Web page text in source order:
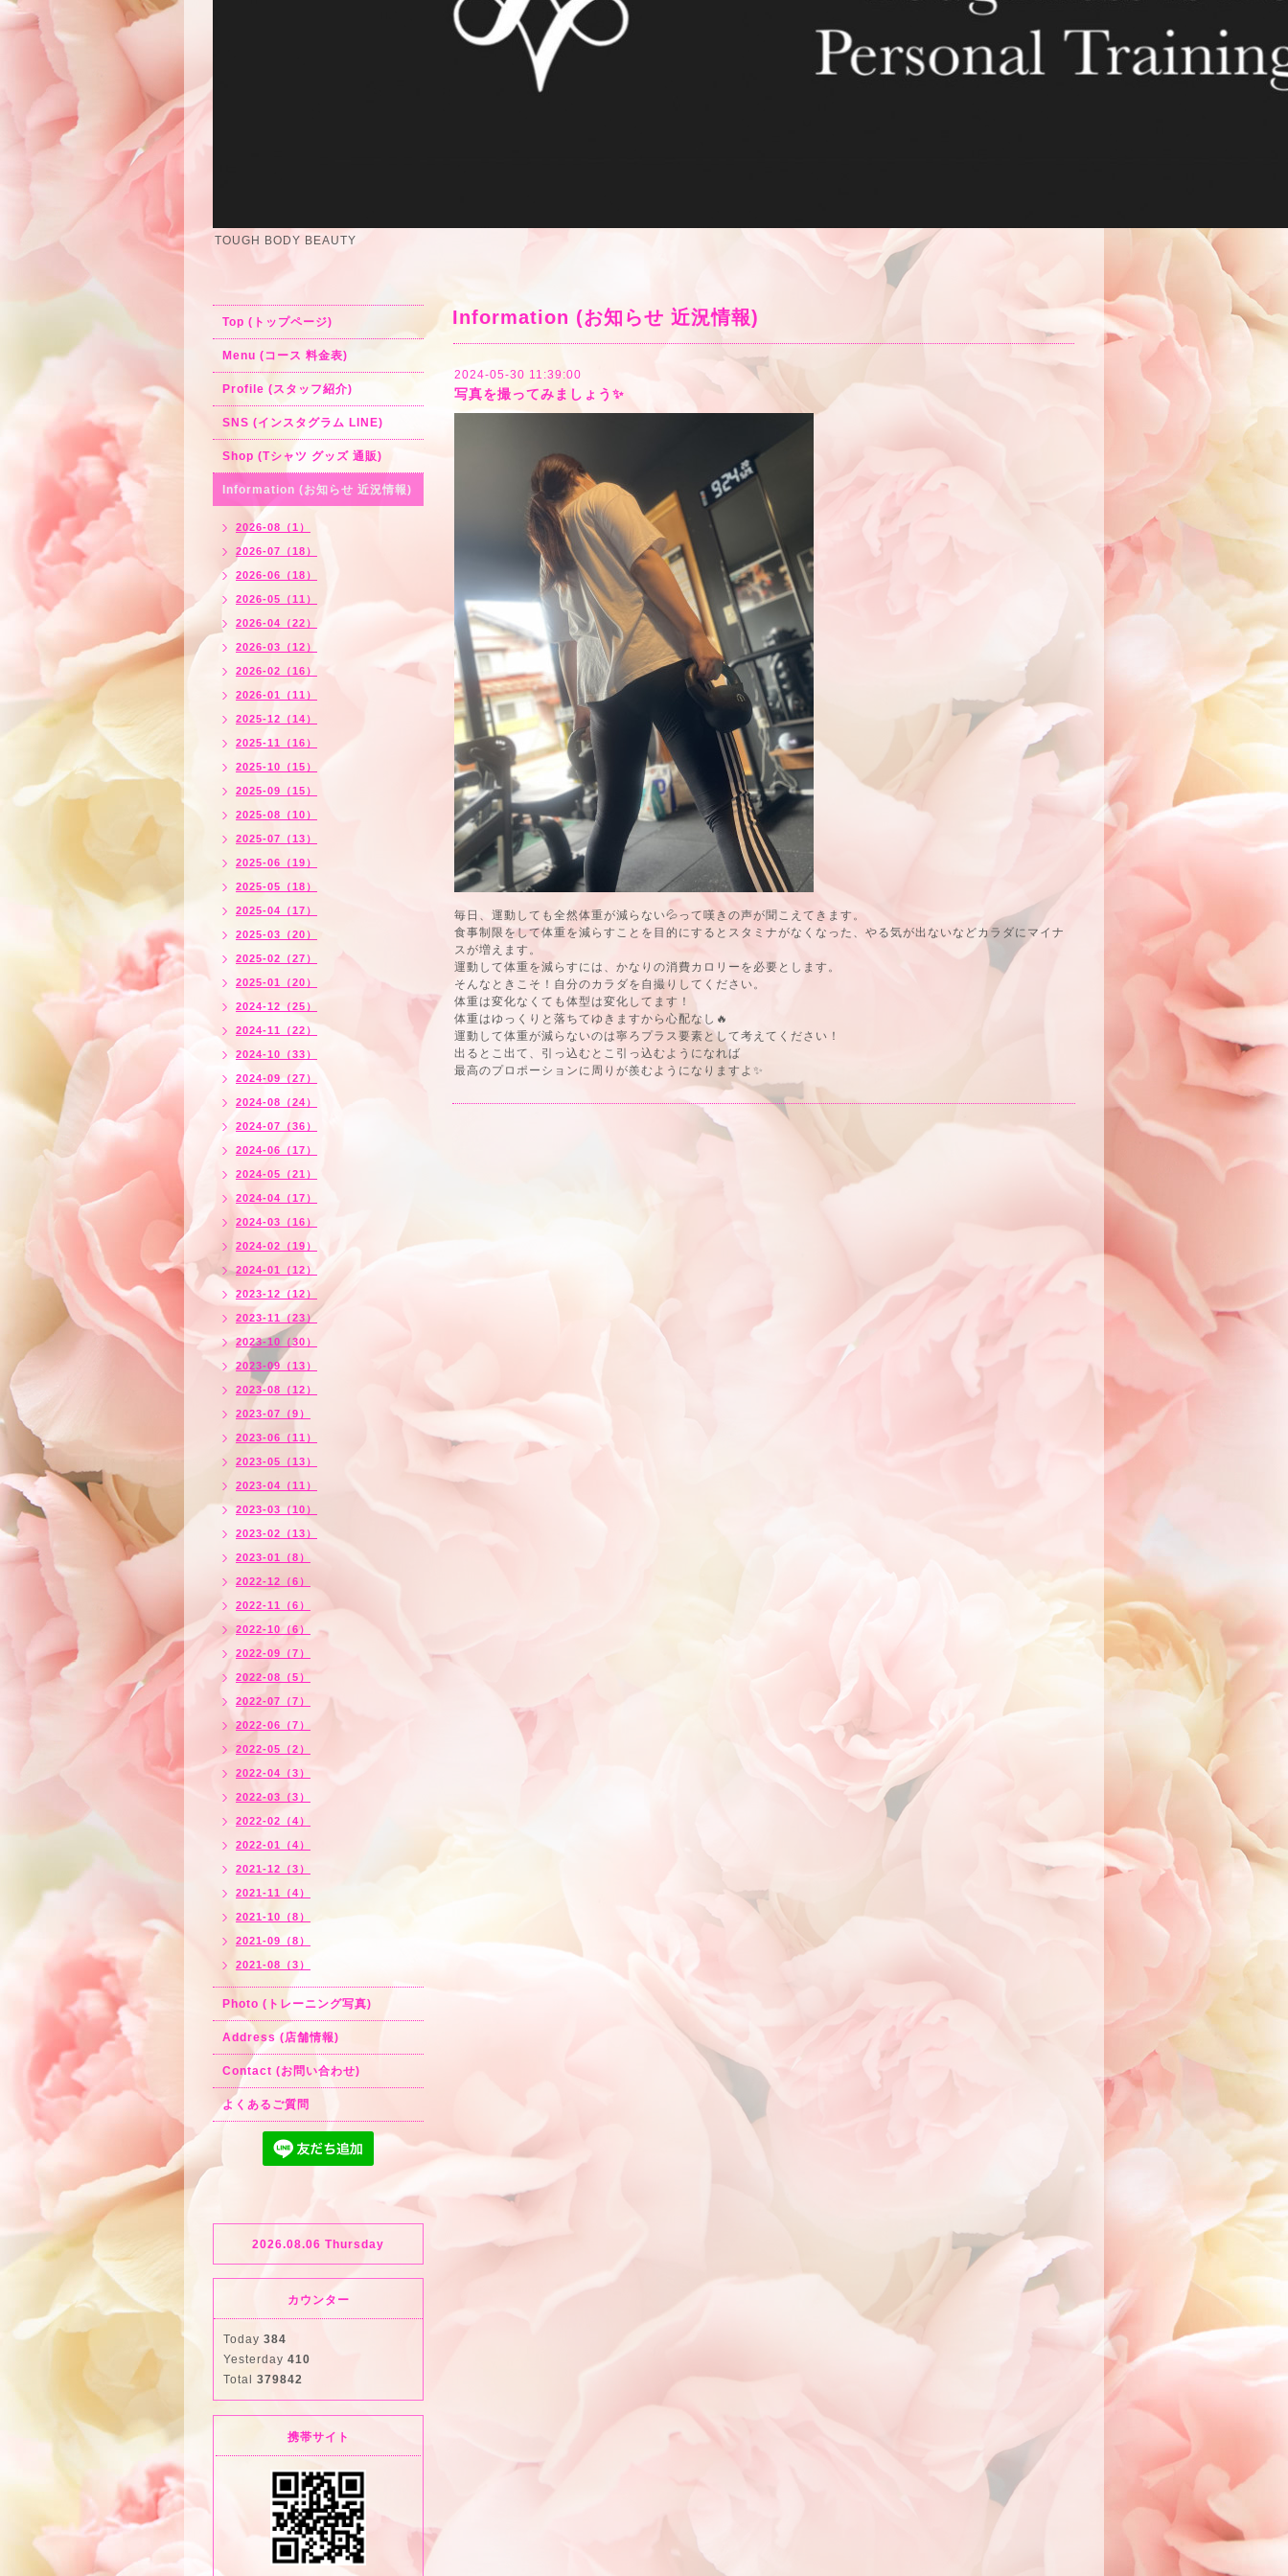
TOUGH BODY BEAUTY
Information (お知らせ 近況情報)
2024-05-30 11:39:00
写真を撮ってみましょう✨
毎日、運動しても全然体重が減らない💦って嘆きの声が聞こえてきます。
食事制限をして体重を減らすことを目的にするとスタミナがなくなった、やる気が出ないなどカラダにマイナ
スが増えます。
運動して体重を減らすには、かなりの消費カロリーを必要とします。
そんなときこそ！自分のカラダを自撮りしてください。
体重は変化なくても体型は変化してます！
体重はゆっくりと落ちてゆきますから心配なし🔥
運動して体重が減らないのは寧ろプラス要素として考えてください！
出るとこ出て、引っ込むとこ引っ込むようになれば
最高のプロポーションに周りが羨むようになりますよ✨
Top (トップページ)
Menu (コース 料金表)
Profile (スタッフ紹介)
SNS (インスタグラム LINE)
Shop (Tシャツ グッズ 通販)
Information (お知らせ 近況情報)
2026-08（1）
2026-07（18）
2026-06（18）
2026-05（11）
2026-04（22）
2026-03（12）
2026-02（16）
2026-01（11）
2025-12（14）
2025-11（16）
2025-10（15）
2025-09（15）
2025-08（10）
2025-07（13）
2025-06（19）
2025-05（18）
2025-04（17）
2025-03（20）
2025-02（27）
2025-01（20）
2024-12（25）
2024-11（22）
2024-10（33）
2024-09（27）
2024-08（24）
2024-07（36）
2024-06（17）
2024-05（21）
2024-04（17）
2024-03（16）
2024-02（19）
2024-01（12）
2023-12（12）
2023-11（23）
2023-10（30）
2023-09（13）
2023-08（12）
2023-07（9）
2023-06（11）
2023-05（13）
2023-04（11）
2023-03（10）
2023-02（13）
2023-01（8）
2022-12（6）
2022-11（6）
2022-10（6）
2022-09（7）
2022-08（5）
2022-07（7）
2022-06（7）
2022-05（2）
2022-04（3）
2022-03（3）
2022-02（4）
2022-01（4）
2021-12（3）
2021-11（4）
2021-10（8）
2021-09（8）
2021-08（3）
Photo (トレーニング写真)
Address (店舗情報)
Contact (お問い合わせ)
よくあるご質問
2026.08.06 Thursday
カウンター
Today 384
Yesterday 410
Total 379842
携帯サイト